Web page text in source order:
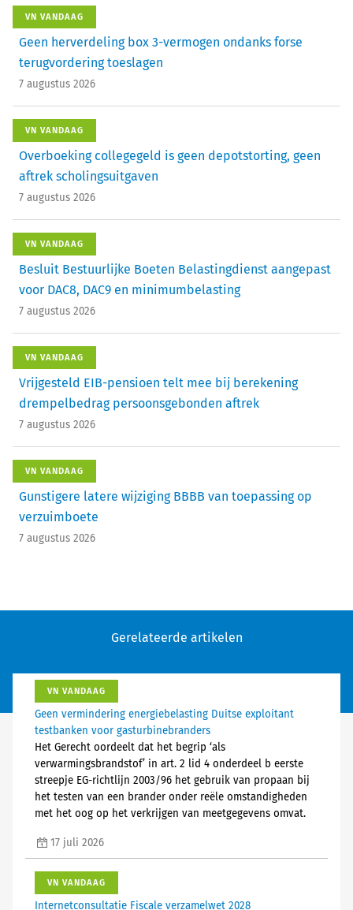
VN VANDAAG
Geen herverdeling box 3-vermogen ondanks forse
terugvordering toeslagen
7 augustus 2026
VN VANDAAG
Overboeking collegegeld is geen depotstorting, geen
aftrek scholingsuitgaven
7 augustus 2026
VN VANDAAG
Besluit Bestuurlijke Boeten Belastingdienst aangepast
voor DAC8, DAC9 en minimumbelasting
7 augustus 2026
VN VANDAAG
Vrijgesteld EIB-pensioen telt mee bij berekening
drempelbedrag persoonsgebonden aftrek
7 augustus 2026
VN VANDAAG
Gunstigere latere wijziging BBBB van toepassing op
verzuimboete
7 augustus 2026
Gerelateerde artikelen
VN VANDAAG
Geen vermindering energiebelasting Duitse exploitant
testbanken voor gasturbinebranders
Het Gerecht oordeelt dat het begrip ‘als
verwarmingsbrandstof’ in art. 2 lid 4 onderdeel b eerste
streepje EG-richtlijn 2003/96 het gebruik van propaan bij
het testen van een brander onder reële omstandigheden
met het oog op het verkrijgen van meetgegevens omvat.
17 juli 2026
VN VANDAAG
Internetconsultatie Fiscale verzamelwet 2028